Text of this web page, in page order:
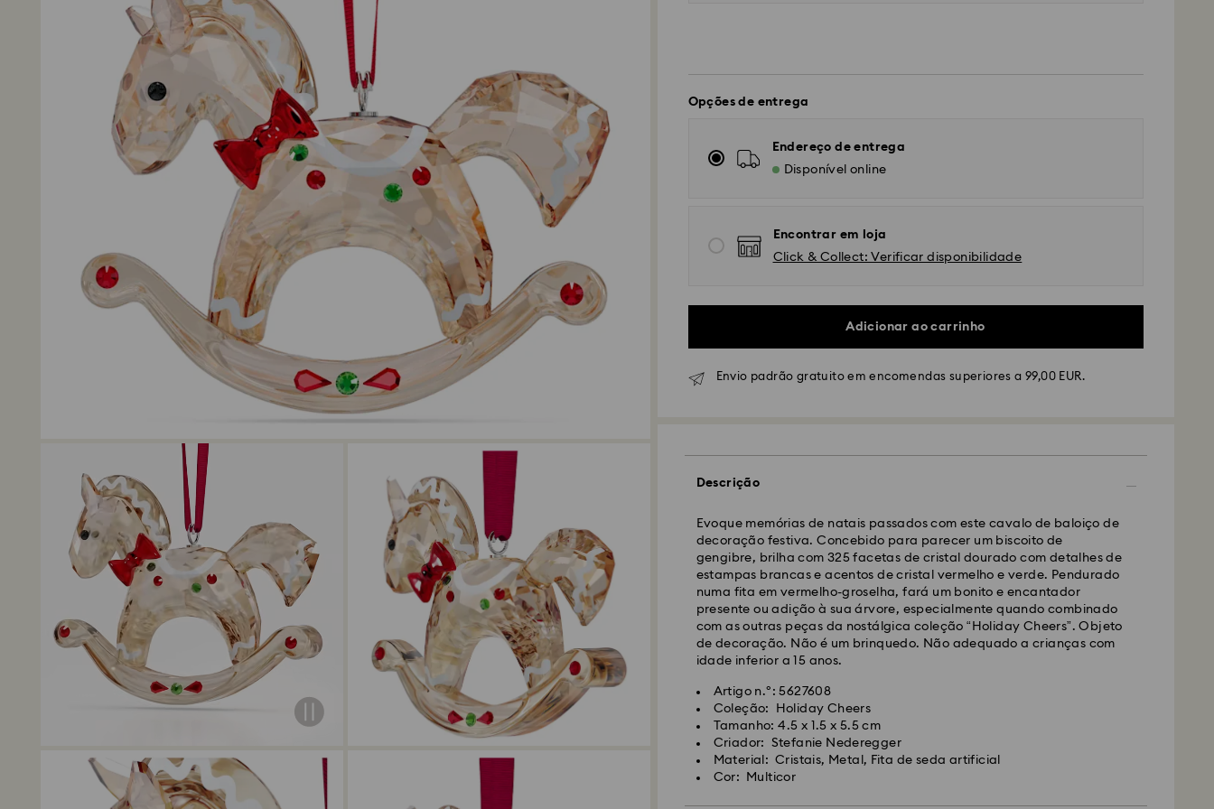
Opções de entrega
Endereço de entrega
Disponível online
Encontrar em loja
Click & Collect: Verificar disponibilidade
Adicionar ao carrinho
Envio padrão gratuito em encomendas superiores a 99,00 EUR.
Descrição
Evoque memórias de natais passados com este cavalo de baloiço de
decoração festiva. Concebido para parecer um biscoito de
gengibre, brilha com 325 facetas de cristal dourado com detalhes de
estampas brancas e acentos de cristal vermelho e verde. Pendurado
numa fita em vermelho-groselha, fará um bonito e encantador
presente ou adição à sua árvore, especialmente quando combinado
com as outras peças da nostálgica coleção “Holiday Cheers”. Objeto
de decoração. Não é um brinquedo. Não adequado a crianças com
idade inferior a 15 anos.
Artigo n.º: 5627608
Coleção: Holiday Cheers
Tamanho: 4.5 x 1.5 x 5.5 cm
Criador: Stefanie Nederegger
Material: Cristais, Metal, Fita de seda artificial
Cor: Multicor
Envio Normal - GLS ou FedEx
As encomendas realizadas de segunda a sexta-feira até às 10:00
CET serão processadas e enviadas no dia útil seguinte.
Prazo de envio normal: 4-5 dias úteis após processamento e envio. (7-
10 dias para Madeira e Açores)
Custo de envio normal: EUR 6,50
Envio normal gratuito para encomendas superiores a: EUR 99
Envio Expresso -FedEx
As encomendas realizadas de segunda a sexta-feira até às 14:30
CET serão processadas e enviadas no dia útil seguinte.
Prazo de envio expresso: 1 a 2 dias úteis após processamento e envio.
Custo de envio expresso: EUR 19